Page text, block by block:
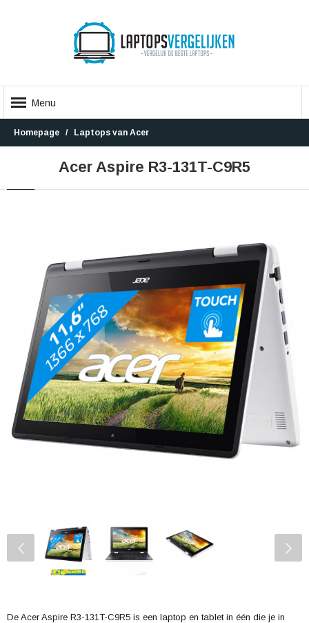
Menu
Homepage Laptops van Acer
Acer Aspire R3-131T-C9R5
De Acer Aspire R3-131T-C9R5 is een laptop en tablet in één die je in